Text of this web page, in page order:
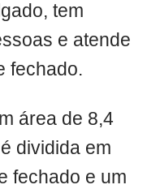
tem
e atende
fechado.
área de 8,4
dividida em
fechado e um